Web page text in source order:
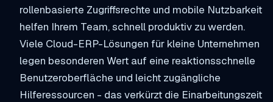
rollenbasierte Zugriffsrechte und mobile Nutzbarkeit
helfen Ihrem Team, schnell produktiv zu werden.
Viele Cloud-ERP-Lösungen für kleine Unternehmen
legen besonderen Wert auf eine reaktionsschnelle
Benutzeroberfläche und leicht zugängliche
Hilferessourcen - das verkürzt die Einarbeitungszeit